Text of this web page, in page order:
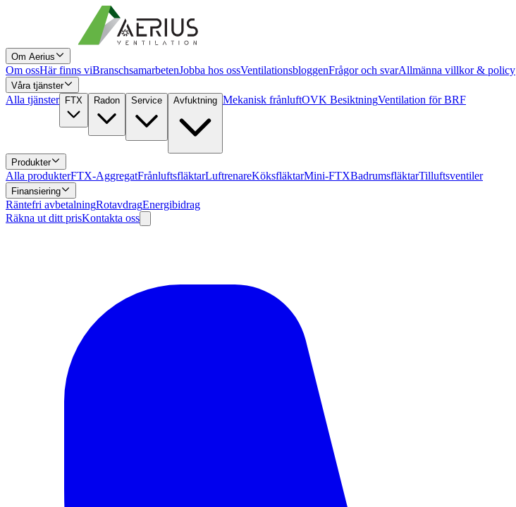
Om Aerius
Om ossHär finns viBranschsamarbetenJobba hos ossVentilationsbloggenFrågor och svarAllmänna villkor & policy
Våra tjänster
Alla tjänster FTX Radon Service Avfuktning Mekanisk frånluftOVK BesiktningVentilation för BRF
Produkter
Alla produkterFTX-AggregatFrånluftsfläktarLuftrenareKöksfläktarMini-FTXBadrumsfläktarTilluftsventiler
Finansiering
Räntefri avbetalningRotavdragEnergibidrag
Räkna ut ditt prisKontakta oss